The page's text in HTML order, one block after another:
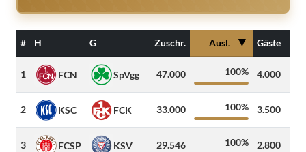
# H G Zuschr. Ausl. ▼ Gäste
1 FCN SpVgg 47.000 100% 4.000
2 KSC FCK 33.000 100% 3.500
3 FCSP KSV 29.546 100% 2.800